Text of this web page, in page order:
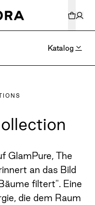
Katalog
GlamPure, The
an das Bild
filtert". Eine
die dem Raum